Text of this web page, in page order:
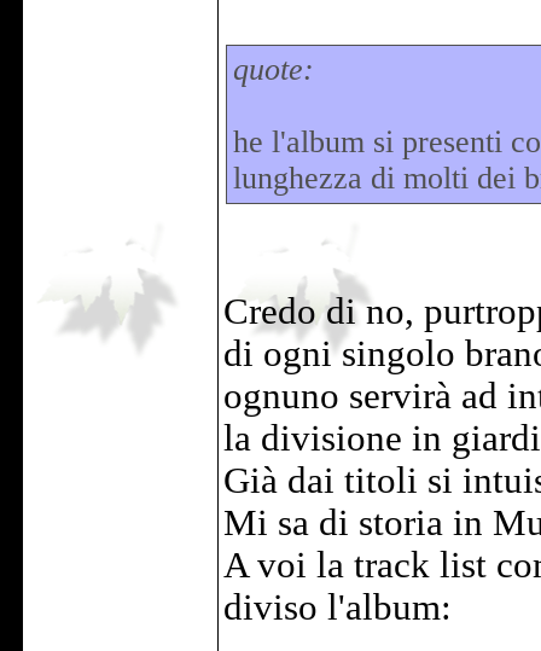
quote:
he l'album si presenti
lunghezza di molti dei
Credo di no,
di ogni singolo
ognuno servirà ad
la divisione in
Già dai titoli si
Mi sa di storia in
A voi la track list
diviso l'album: